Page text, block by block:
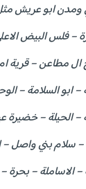
ومدن ابو عريش
– فلس البيض
ال مطاعن – قرية
– ابو السلامة –
– الحيلة –
سلام بني واصل –
الاساملة – بحرة –